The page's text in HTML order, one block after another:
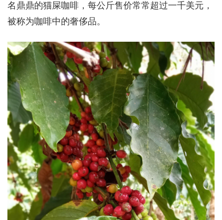
名鼎鼎的猫屎咖啡，每公斤售价常常超过一千美元，
被称为咖啡中的奢侈品。